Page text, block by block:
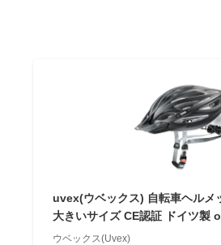
uvex(ウベックス) 自転車ヘルメ
大きいサイズ CE認証 ドイツ製
ウベックス(Uvex)